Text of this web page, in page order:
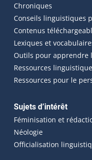
Chroniques
Conseils linguistiques
Contenus
Lexiques et
Outils pour apprendre
Ressources
Ressources pour le
Sujets d’intérêt
Féminisation et
Néologie
Officialisation